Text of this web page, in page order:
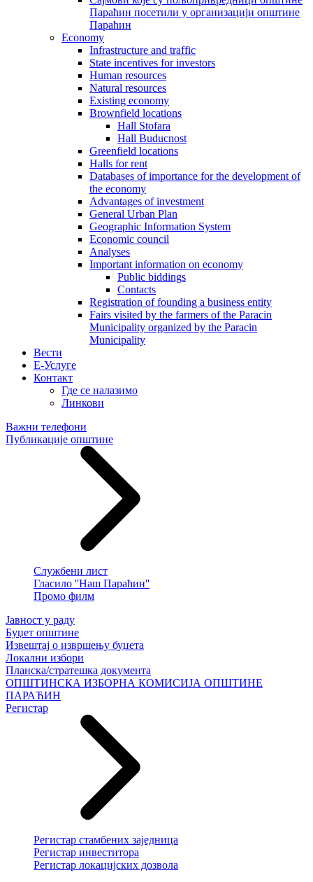
Параћин посетили у организацији општине
Параћин
Economy
Infrastructure and traffic
State incentives for investors
Human resources
Natural resources
Existing economy
Brownfield locations
Hall Stofara
Hall Buducnost
Greenfield locations
Halls for rent
Databases of importance for the development of
the economy
Advantages of investment
General Urban Plan
Geographic Information System
Еconomic council
Analyses
Important information on economy
Public biddings
Contacts
Registration of founding a business entity
Fairs visited by the farmers of the Paracin
Municipality organized by the Paracin
Municipality
Вести
E-Услуге
Контакт
Где се налазимо
Линкови
Важни телефони
Публикације општине
Службени лист
Гласило ''Наш Параћин''
Промо филм
Јавност у раду
Буџет општине
Извештај о извршењу буџета
Локални избори
Планска/стратешка документа
ОПШТИНСКА ИЗБОРНА КОМИСИЈА ОПШТИНЕ
ПАРАЋИН
Регистар
Регистар стамбених заједница
Регистар инвеститора
Регистар локацијских дозвола